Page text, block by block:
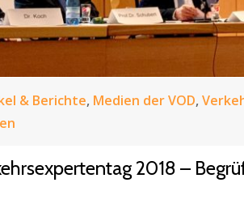
& Berichte, Medien der VOD,
2018 –